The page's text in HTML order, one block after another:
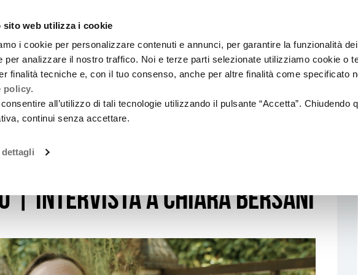
sito web utilizza i cookie
i cookie per personalizzare contenuti e annunci, per garantire la funzionalità
per analizzare il nostro traffico. Noi e terze parti selezionate utilizziamo cookie o
finalità tecniche e, con il tuo consenso, anche per altre finalità come specificato
policy.
all’utilizzo di tali tecnologie utilizzando il pulsante “Accetta”. Chiudendo
continui senza accettare.
Spettacolo
periodici
annuali -
Finanziamenti
L.R. 2/18
sulla Cultura si
costruisce insieme
Sistema dello
Teatri di tradizione
Residenze 2025-2027
Assessorato
Cultura
Paesaggio
SPECIALE SANTARCANGELO 2023 | (NEL) SOTTOBOSCO | INTERVISTA A CHIARA BERSANI
2023 | (nel)
| intervista a Chiara Bersani